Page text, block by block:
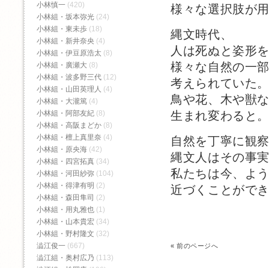
様々な選択肢が
縄文時代、
人は死ぬと姿形
様々な自然の一
考えられていた
鳥や花、木や獣
生まれ変わると
自然を丁寧に観
縄文人はその事
私たちは今、よ
近づくことがで
«前のページへ
小林慎一 (420)
小林組・坂本弥光 (24)
小林組・東未歩 (18)
小林組・新井奈央 (4)
小林組・伊豆原浩太 (8)
小林組・廣瀬大 (8)
小林組・波多野三代 (12)
小林組・山田英理人 (4)
小林組・大瀧篤 (4)
小林組・阿部友紀 (8)
小林組・高阪まどか (8)
小林組・檀上真里奈 (4)
小林組・原央海 (42)
小林組・四宮拓真 (34)
小林組・河田紗弥 (104)
小林組・得津有明 (2)
小林組・森田隼司 (2)
小林組・用丸雅也 (1)
小林組・山本貴宏 (34)
小林組・野村隆文 (32)
澁江俊一 (667)
澁江組・奥村広乃 (113)